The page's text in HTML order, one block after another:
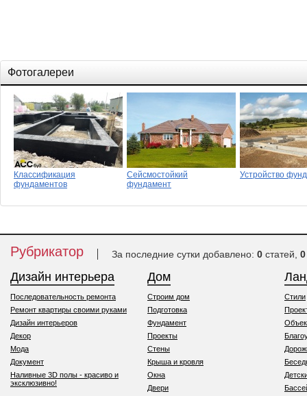
Фотогалереи
Классификация
фундаментов
Сейсмостойкий
фундамент
Устройство
Рубрикатор За последние сутки добавлено: 0 статей, 0
Дизайн интерьера
Последовательность ремонта
Ремонт квартиры своими руками
Дизайн интерьеров
Декор
Мода
Документ
Наливные 3D полы - красиво и
эксклюзивно!
Дом
Строим дом
Подготовка
Фундамент
Проекты
Стены
Крыша и кровля
Окна
Двери
Стили